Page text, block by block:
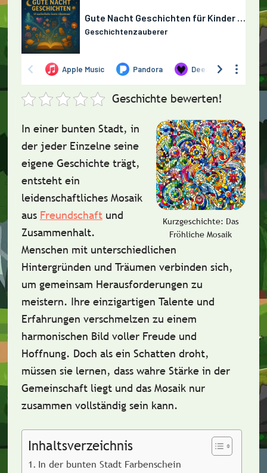
Geschichte bewerten!
Kurzgeschichte: Das
Fröhliche Mosaik
In einer bunten Stadt, in
der jeder Einzelne seine
eigene Geschichte trägt,
entsteht ein
leidenschaftliches Mosaik
aus Freundschaftund
Zusammenhalt.
Menschen mit unterschiedlichen
Hintergründen und Träumen verbinden sich,
um gemeinsam Herausforderungen zu
meistern. Ihre einzigartigen Talente und
Erfahrungen verschmelzen zu einem
harmonischen Bild voller Freude und
Hoffnung. Doch als ein Schatten droht,
müssen sie lernen, dass wahre Stärke in der
Gemeinschaft liegt und das Mosaik nur
zusammen vollständig sein kann.
Inhaltsverzeichnis
In der bunten Stadt Farbenschein